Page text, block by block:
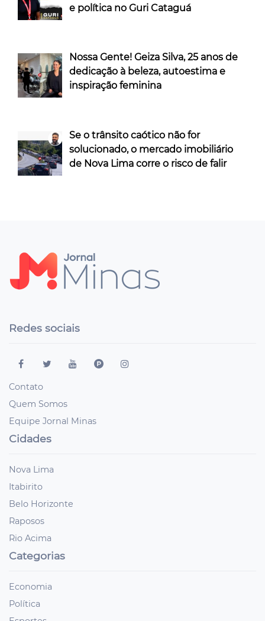
e política no Guri Cataguá
Nossa Gente! Geiza Silva, 25 anos de
dedicação à beleza, autoestima e
inspiração feminina
Se o trânsito caótico não for
solucionado, o mercado imobiliário
de Nova Lima corre o risco de falir
Redes sociais
Contato
Quem Somos
Equipe Jornal Minas
Cidades
Nova Lima
Itabirito
Belo Horizonte
Raposos
Rio Acima
Categorias
Economia
Política